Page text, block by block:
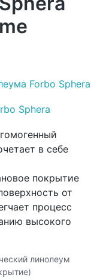
Forbo Sphera
Sphera
в себе
покрытие
от
процесс
высокого
линолеум